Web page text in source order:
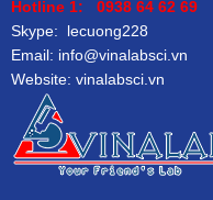
Hotline 1: 0938 64 62 69
Skype: lecuong228
Email: info@vinalabsci.vn
Website: vinalabsci.vn